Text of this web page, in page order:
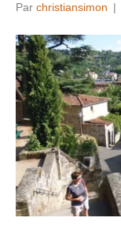
Par christiansimon |